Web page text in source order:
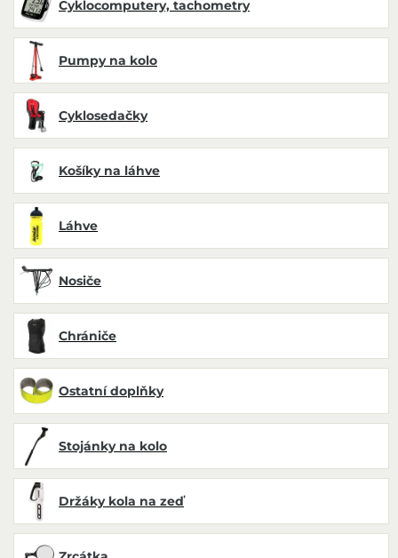
Cyklocomputery, tachometry
Pumpy na kolo
Cyklosedačky
Košíky na láhve
Láhve
Nosiče
Chrániče
Ostatní doplňky
Stojánky na kolo
Držáky kola na zeď